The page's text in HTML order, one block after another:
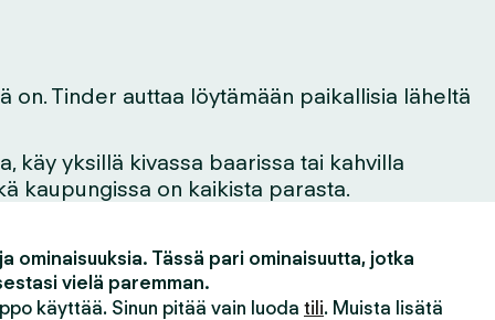
on. Tinder auttaa löytämään paikallisia läheltä
käy yksillä kivassa baarissa tai kahvilla
kaupungissa on kaikista parasta.
ominaisuuksia. Tässä pari ominaisuutta, jotka
vielä paremman.
käyttää. Sinun pitää vain luoda tili. Muista lisätä